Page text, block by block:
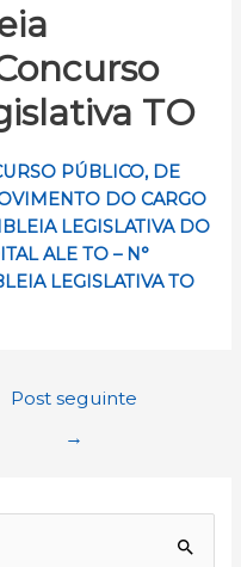
TO
PÚBLICO, DE
DO CARGO
LEGISLATIVA DO
ALE TO – N°
LEGISLATIVA TO
Post seguinte
→